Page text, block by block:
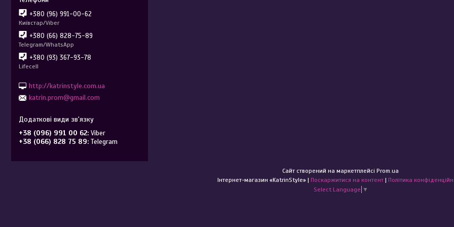
+380 (96) 991-00-62
Київстар/Viber
+380 (66) 828-75-89
Telegram/WhatsApp
+380 (93) 367-93-78
Lifecell
http://katrinstyle.com.ua
katrin.prom@gmail.com
+38 (096) 991 00 62 Viber
+38 (066) 828 75 89 Telegram
Сайт створений на маркетплейсі Prom.ua
Інтернет-магазин «KatrinStyle» | Поскаржитися на контент | Політика
Select Language ▼